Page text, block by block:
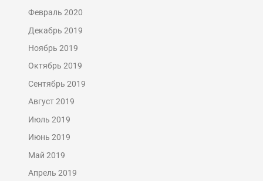
Февраль 2020
Декабрь 2019
Ноябрь 2019
Октябрь 2019
Сентябрь 2019
Август 2019
Июль 2019
Июнь 2019
Май 2019
Апрель 2019